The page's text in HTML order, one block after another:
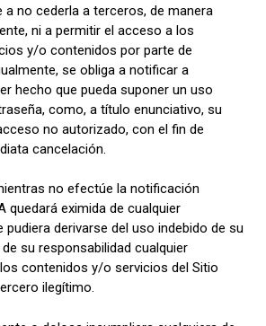
no cederla a terceros, de manera
ni a permitir el acceso a los
y/o contenidos por parte de
se obliga a notificar a
hecho que pueda suponer un uso
como, a título enunciativo, su
no autorizado, con el fin de
cancelación.
no efectúe la notificación
quedará eximida de cualquier
pudiera derivarse del uso indebido de su
su responsabilidad cualquier
contenidos y/o servicios del Sitio
ilegítimo.